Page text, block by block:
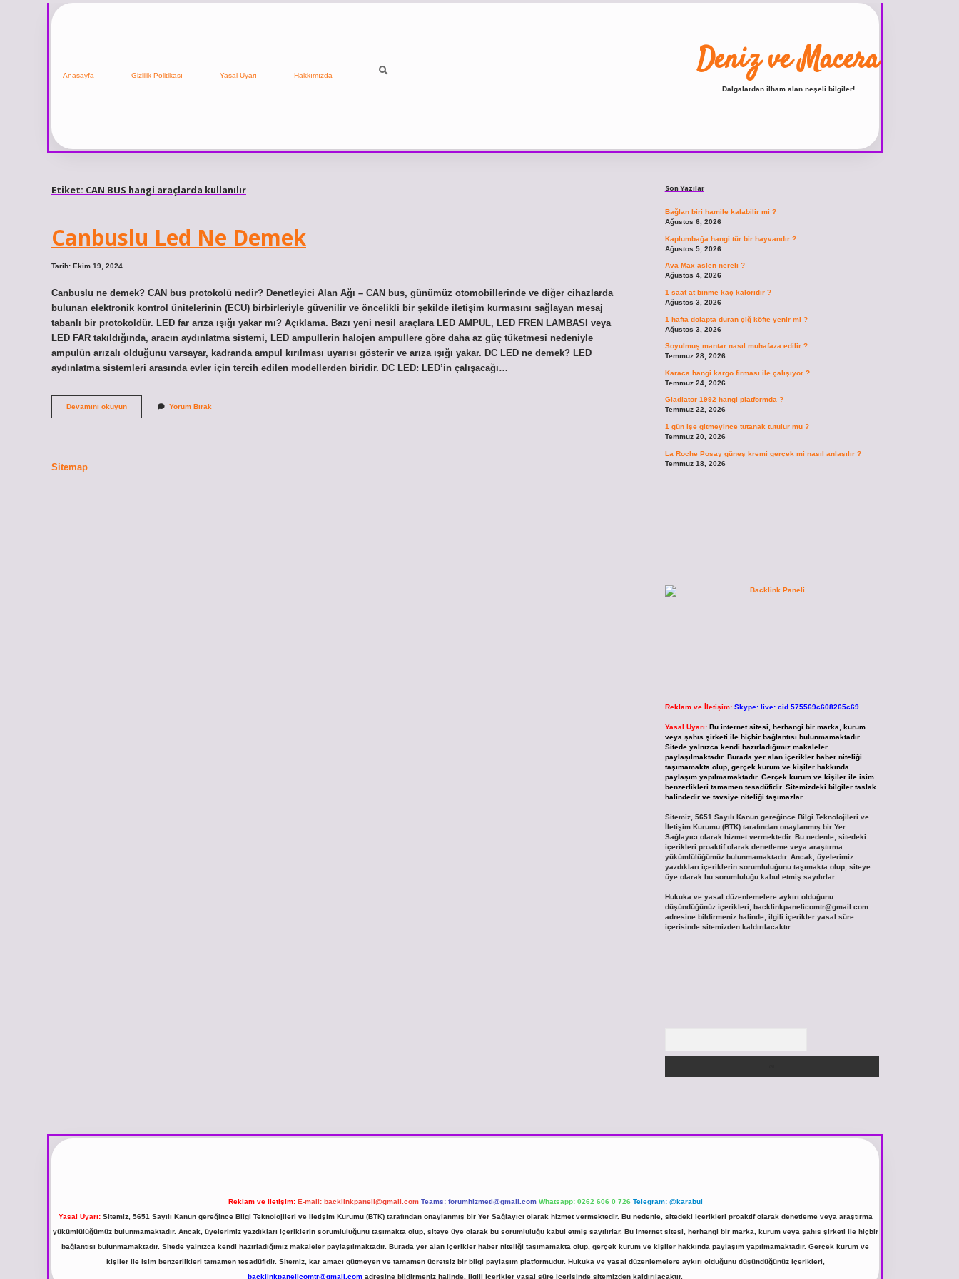
Anasayfa Gizlilik Politikası Yasal Uyarı Hakkımızda Deniz ve Macera
Dalgalardan ilham alan neşeli bilgiler!
Etiket: CAN BUS hangi araçlarda kullanılır
Canbuslu Led Ne Demek
Tarih: Ekim 19, 2024
Canbuslu ne demek? CAN bus protokolü nedir? Denetleyici Alan Ağı – CAN bus, günümüz otomobillerinde ve diğer cihazlarda
bulunan elektronik kontrol ünitelerinin (ECU) birbirleriyle güvenilir ve öncelikli bir şekilde iletişim kurmasını sağlayan mesaj
tabanlı bir protokoldür. LED far arıza ışığı yakar mı? Açıklama. Bazı yeni nesil araçlara LED AMPUL, LED FREN LAMBASI veya
LED FAR takıldığında, aracın aydınlatma sistemi, LED ampullerin halojen ampullere göre daha az güç tüketmesi nedeniyle
ampulün arızalı olduğunu varsayar, kadranda ampul kırılması uyarısı gösterir ve arıza ışığı yakar. DC LED ne demek? LED
aydınlatma sistemleri arasında evler için tercih edilen modellerden biridir. DC LED: LED’in çalışacağı…
Devamını okuyunCanbuslu
Led
Yorum Bırak
Sitemap
Son Yazılar
Bağlan biri hamile kalabilir mi ?
Ağustos 6, 2026
Kaplumbağa hangi tür bir hayvandır ?
Ağustos 5, 2026
Ava Max aslen nereli ?
Ağustos 4, 2026
1 saat at binme kaç kaloridir ?
Ağustos 3, 2026
1 hafta dolapta duran çiğ köfte yenir mi ?
Ağustos 3, 2026
Soyulmuş mantar nasıl muhafaza edilir ?
Temmuz 28, 2026
Karaca hangi kargo firması ile çalışıyor ?
Temmuz 24, 2026
Gladiator 1992 hangi platformda ?
Temmuz 22, 2026
1 gün işe gitmeyince tutanak tutulur mu ?
Temmuz 20, 2026
La Roche Posay güneş kremi gerçek mi nasıl anlaşılır ?
Temmuz 18, 2026
Reklam ve İletişim: Skype: live:.cid.575569c608265c69
Yasal Uyarı: Bu internet sitesi, herhangi bir marka, kurum
veya şahıs şirketi ile hiçbir bağlantısı bulunmamaktadır.
Sitede yalnızca kendi hazırladığımız makaleler
paylaşılmaktadır. Burada yer alan içerikler haber niteliği
taşımamakta olup, gerçek kurum ve kişiler hakkında
paylaşım yapılmamaktadır. Gerçek kurum ve kişiler ile isim
benzerlikleri tamamen tesadüfidir. Sitemizdeki bilgiler taslak
halindedir ve tavsiye niteliği taşımazlar.
Sitemiz, 5651 Sayılı Kanun gereğince Bilgi Teknolojileri ve
İletişim Kurumu (BTK) tarafından onaylanmış bir Yer
Sağlayıcı olarak hizmet vermektedir. Bu nedenle, sitedeki
içerikleri proaktif olarak denetleme veya araştırma
yükümlülüğümüz bulunmamaktadır. Ancak, üyelerimiz
yazdıkları içeriklerin sorumluluğunu taşımakta olup, siteye
üye olarak bu sorumluluğu kabul etmiş sayılırlar.
Hukuka ve yasal düzenlemelere aykırı olduğunu
düşündüğünüz içerikleri, backlinkpanelicomtr@gmail.com
adresine bildirmeniz halinde, ilgili içerikler yasal süre
içerisinde sitemizden kaldırılacaktır.
ilbetvdcasino giriş sitesivdcasino güncel girişhttps://www.betexper.xyz/
Reklam ve İletişim: E-mail: backlinkpaneli@gmail.com Teams: forumhizmeti@gmail.com Whatsapp: 0262 606 0 726 Telegram: @karabul
Yasal Uyarı:Sitemiz, 5651 Sayılı Kanun gereğince Bilgi Teknolojileri ve İletişim Kurumu (BTK) tarafından onaylanmış bir Yer Sağlayıcı olarak hizmet vermektedir. Bu nedenle, sitedeki içerikleri proaktif olarak denetleme veya araştırma
yükümlülüğümüz bulunmamaktadır. Ancak, üyelerimiz yazdıkları içeriklerin sorumluluğunu taşımakta olup, siteye üye olarak bu sorumluluğu kabul etmiş sayılırlar. Bu internet sitesi, herhangi bir marka, kurum veya şahıs şirketi ile hiçbir
bağlantısı bulunmamaktadır. Sitede yalnızca kendi hazırladığımız makaleler paylaşılmaktadır. Burada yer alan içerikler haber niteliği taşımamakta olup, gerçek kurum ve kişiler hakkında paylaşım yapılmamaktadır. Gerçek kurum ve
kişiler ile isim benzerlikleri tamamen tesadüfidir. Sitemiz, kar amacı gütmeyen ve tamamen ücretsiz bir bilgi paylaşım platformudur. Hukuka ve yasal düzenlemelere aykırı olduğunu düşündüğünüz içerikleri,
backlinkpanelicomtr@gmail.com adresine bildirmeniz halinde, ilgili içerikler yasal süre içerisinde sitemizden kaldırılacaktır.